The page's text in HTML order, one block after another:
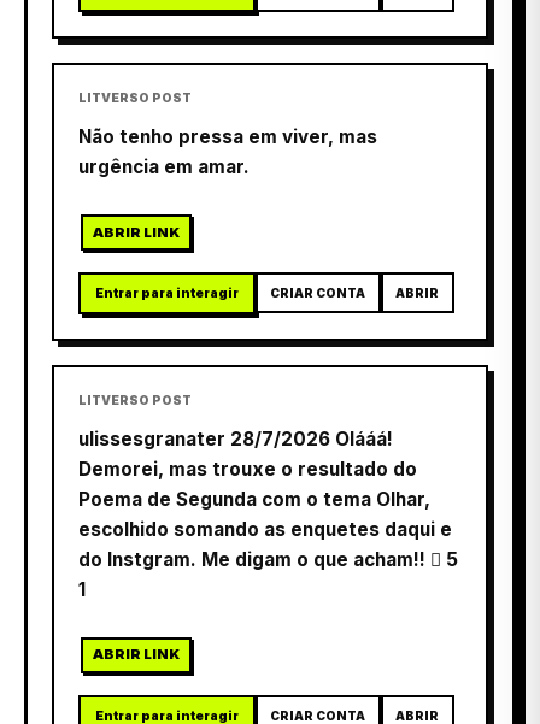
LITVERSO POST
Não tenho pressa em viver, mas
urgência em amar.
ABRIR LINK
Entrar para interagir CRIAR CONTA ABRIR
LITVERSO POST
ulissesgranater 28/7/2026 Olááá!
Demorei, mas trouxe o resultado do
Poema de Segunda com o tema Olhar,
escolhido somando as enquetes daqui e
do Instgram. Me digam o que acham!!  5
1
ABRIR LINK
Entrar para interagir CRIAR CONTA ABRIR